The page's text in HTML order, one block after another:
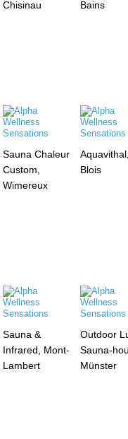
Chisinau Bains
Sauna Chaleur
Custom,
Wimereux
Aquavithal,
Blois
Sauna &
Infrared, Mont-
Lambert
Outdoor
Sauna-
Münster